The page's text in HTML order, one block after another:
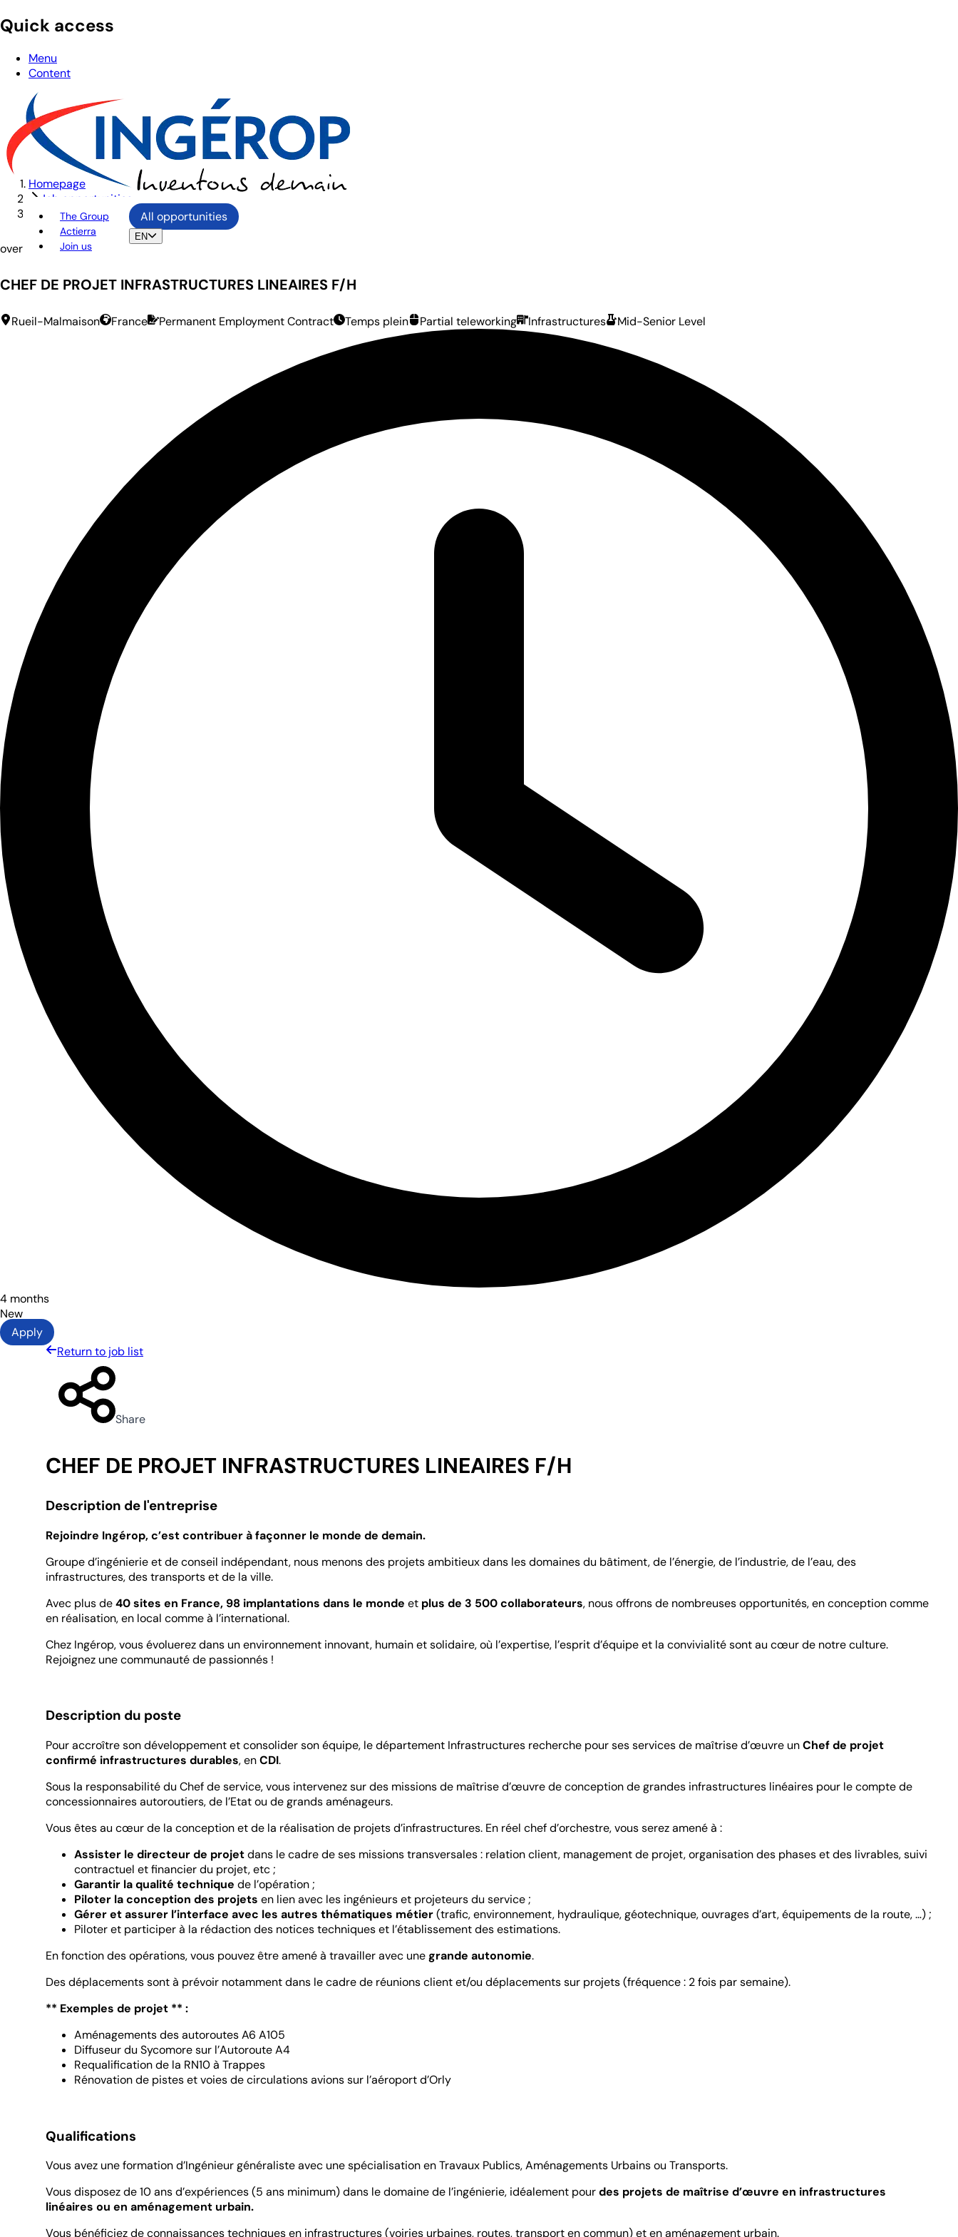
Quick access
Menu
Content
The Group
Actierra
Join us
All opportunities
EN
Homepage
Job opportunities
CHEF DE PROJET INFRASTRUCTURES LINEAIRES F/H
overview
CHEF DE PROJET INFRASTRUCTURES LINEAIRES F/H
Rueil-Malmaison France Permanent Employment Contract Temps plein Partial teleworking Infrastructures Mid-Senior Level
4 months
New
Apply
Return to job list
Share
CHEF DE PROJET INFRASTRUCTURES LINEAIRES F/H
Description de l'entreprise
Rejoindre Ingérop, c’est contribuer à façonner le monde de demain.
Groupe d’ingénierie et de conseil indépendant, nous menons des projets ambitieux dans les domaines du bâtiment, de l’énergie, de l’industrie, de l’eau, des
infrastructures, des transports et de la ville.
Avec plus de40 sites en France, 98 implantations dans le monde et plus de 3 500 collaborateurs, nous offrons de nombreuses opportunités, en conception comme
en réalisation, en local comme à l’international.
Chez Ingérop, vous évoluerez dans un environnement innovant, humain et solidaire, où l’expertise, l’esprit d’équipe et la convivialité sont au cœur de notre culture.
Rejoignez une communauté de passionnés !
Description du poste
Pour accroître son développement et consolider son équipe, le département Infrastructures recherche pour ses services de maîtrise d’œuvre unChef de projet
confirmé infrastructures durables, enCDI.
Sous la responsabilité du Chef de service, vous intervenez sur des missions de maîtrise d’œuvre de conception de grandes infrastructures linéaires pour le compte de
concessionnaires autoroutiers, de l’Etat ou de grands aménageurs.
Vous êtes au cœur de la conception et de la réalisation de projets d’infrastructures. En réel chef d’orchestre, vous serez amené à :
Assister le directeur de projetdans le cadre de ses missions transversales : relation client, management de projet, organisation des phases et des livrables, suivi
contractuel et financier du projet, etc ;
Garantir la qualité technique de l’opération ;
Piloter la conception des projets en lien avec les ingénieurs et projeteurs du service ;
Gérer et assurer l’interface avec les autres thématiques métier(trafic, environnement, hydraulique, géotechnique, ouvrages d’art, équipements de la route, …) ;
Piloter et participer à la rédaction des notices techniques et l’établissement des estimations.
En fonction des opérations, vous pouvez être amené à travailler avec unegrande autonomie.
Des déplacements sont à prévoir notamment dans le cadre de réunions client et/ou déplacements sur projets (fréquence : 2 fois par semaine).
** Exemples de projet ** :
Aménagements des autoroutes A6 A105
Diffuseur du Sycomore sur l’Autoroute A4
Requalification de la RN10 à Trappes
Rénovation de pistes et voies de circulations avions sur l’aéroport d’Orly
Qualifications
Vous avez une formation d’Ingénieur généraliste avec une spécialisation en Travaux Publics, Aménagements Urbains ou Transports.
Vous disposez de 10 ans d’expériences (5 ans minimum) dans le domaine de l’ingénierie, idéalement pourdes projets de maîtrise d’œuvre en infrastructures
linéaires ou en aménagement urbain.
Vous bénéficiez de connaissances techniques en infrastructures (voiries urbaines, routes, transport en commun) et en aménagement urbain.